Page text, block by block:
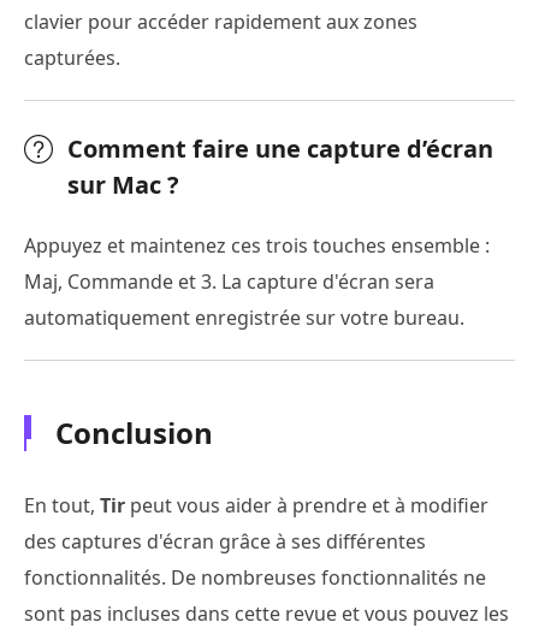
clavier pour accéder rapidement aux zones
capturées.
Comment faire une capture d’écran
sur Mac ?
Appuyez et maintenez ces trois touches ensemble :
Maj, Commande et 3. La capture d'écran sera
automatiquement enregistrée sur votre bureau.
Conclusion
En tout, Tir peut vous aider à prendre et à modifier
des captures d'écran grâce à ses différentes
fonctionnalités. De nombreuses fonctionnalités ne
sont pas incluses dans cette revue et vous pouvez les